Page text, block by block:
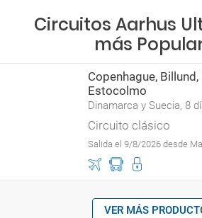
Circuitos Aarhus
más
Copenhague,
Estocolmo
Dinamarca y Suecia, 8
Circuito clásico
Salida el 9/8/2026 desde
VER MÁS